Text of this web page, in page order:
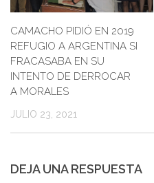
CAMACHO PIDIÓ EN 2019
REFUGIO A ARGENTINA SI
FRACASABA EN SU
INTENTO DE DERROCAR
A MORALES
JULIO 23, 2021
DEJA UNA RESPUESTA